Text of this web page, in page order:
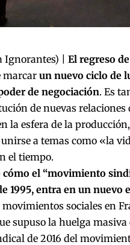
Ignorantes) | El regreso
marcar un nuevo ciclo de
de negociación. Es
de nuevas relaciones
la esfera de la producción,
a temas como «la
el tiempo.
cómo el “movimiento
1995, entra en un nuevo
sociales en
supuso la huelga masiva
de 2016 del